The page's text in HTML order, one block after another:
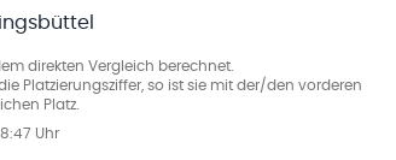
direkten Vergleich berechnet.
Platzierungsziffer, so ist sie mit der/den vorderen
Platz.
Uhr